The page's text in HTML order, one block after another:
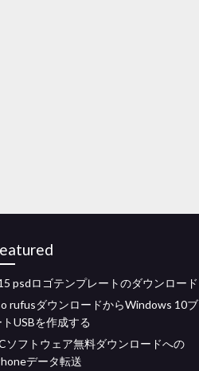
psdロゴテンプレートのダウンロード
rufusダウンロードからWindows 10ブ
トUSBを作成する
ソフトウェア無料ダウンロードへの
データ転送